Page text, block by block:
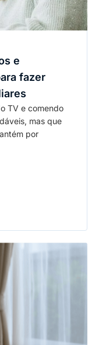
e
fazer
TV e comendo
mas que
por